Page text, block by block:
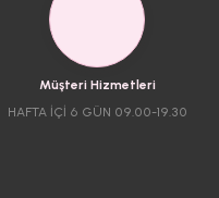
Müşteri Hizmetleri
HAFTA İÇİ 6 GÜN 09.00-19.30